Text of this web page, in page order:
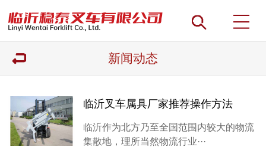
新闻动态
临沂叉车属具厂家推荐操作方法
临沂作为北方乃至全国范围内较大的物流
集散地，理所当然物流行业···